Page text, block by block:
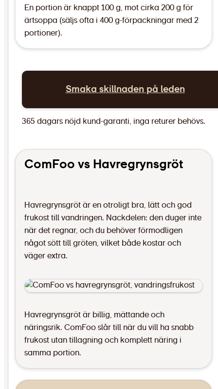
En portion är knappt 100 g, mot cirka 200 g för
ärtsoppa (säljs ofta i 400 g-förpackningar med 2
portioner).
Smaka skillnaden på leden
365 dagars nöjd kund-garanti, inga returer behövs.
ComFoo vs Havregrynsgröt
Havregrynsgröt är en otroligt bra, lätt och god
frukost till vandringen. Nackdelen: den duger inte
när det regnar, och du behöver förmodligen
något sött till gröten, vilket både kostar och
väger extra.
Havregrynsgröt är billig, mättande och
näringsrik. ComFoo slår till när du vill ha snabb
frukost utan tillagning och komplett näring i
samma portion.